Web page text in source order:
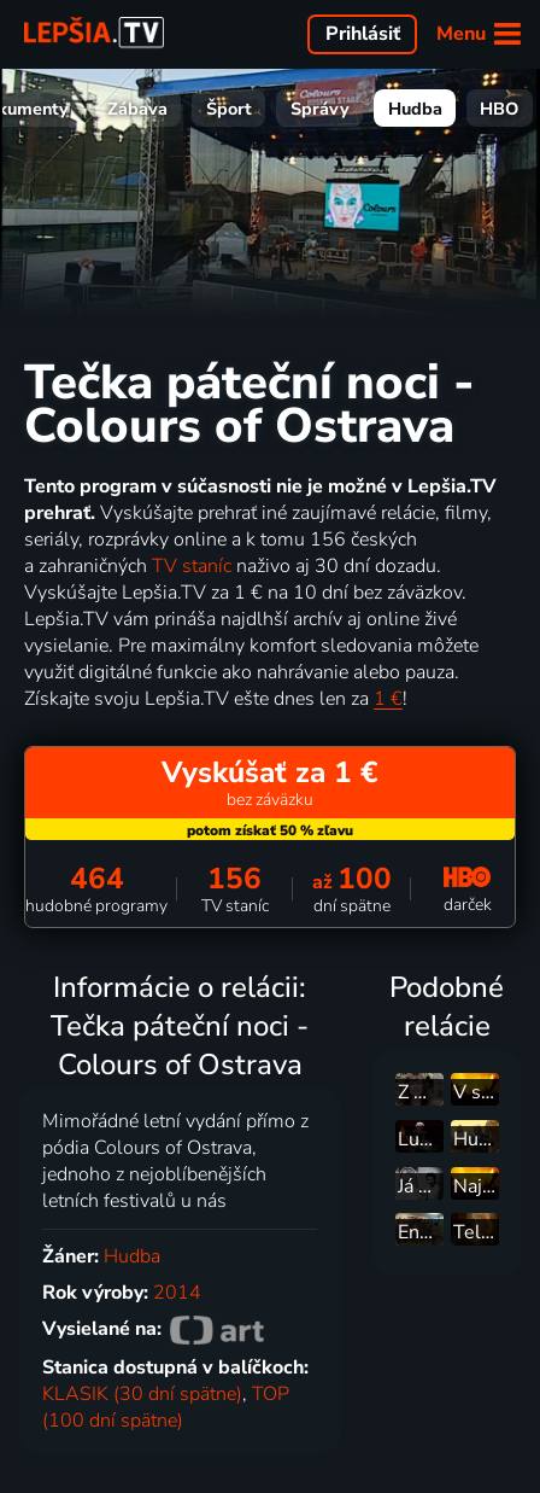
Menu
Prihlásiť
Zábava Šport Správy Hudba HBO
Tečka páteční noci -
Colours of Ostrava
Tento program v súčasnosti nie je možné v Lepšia.TV
prehrať.Vyskúšajte prehrať iné zaujímavé relácie, filmy,
seriály, rozprávky online a k tomu 156 českých
a zahraničných TV staníc naživo aj 30 dní dozadu.
Vyskúšajte Lepšia.TV za 1 € na 10 dní bez záväzkov.
Lepšia.TV vám prináša najdlhší archív aj online živé
vysielanie. Pre maximálny komfort sledovania môžete
využiť digitálné funkcie ako nahrávanie alebo pauza.
Získajte svoju Lepšia.TV ešte dnes len za 1 €!
Vyskúšať za 1 €
bez záväzku
464
hudobné programy
156
TV staníc
až 100
dní spätne darček
Informácie o relácii:
Tečka páteční noci -
Colours of Ostrava
Mimořádné letní vydání přímo z
pódia Colours of Ostrava,
jednoho z nejoblíbenějších
letních festivalů u nás
Žáner: Hudba
Rok výroby: 2014
Vysielané na:
Stanica dostupná v balíčkoch:
KLASIK (30 dní spätne),TOP
(100 dní spätne)
Podobné
relácie
Z melodie do melodie
V slepých uličkách
Luboš Pospíšil "60"
Hudební toulky se Zdeňkem Mahlerem
Já mám kytky rád
Najlepší mix hitov
English is English
Televizní písničky a songy Hany Zagorové